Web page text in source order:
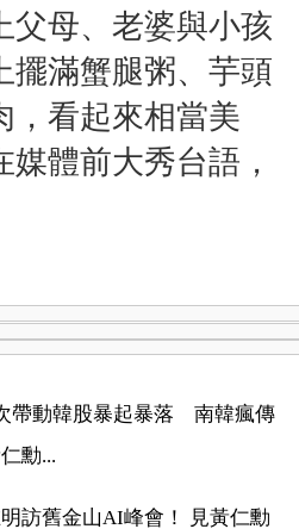
父母、老婆與小孩
擺滿蟹腿粥、芋頭
，看起來相當美
體前大秀台語，
帶動韓股暴起暴落 南韓瘋傳
仁勳...
訪舊金山AI峰會！ 見黃仁勳